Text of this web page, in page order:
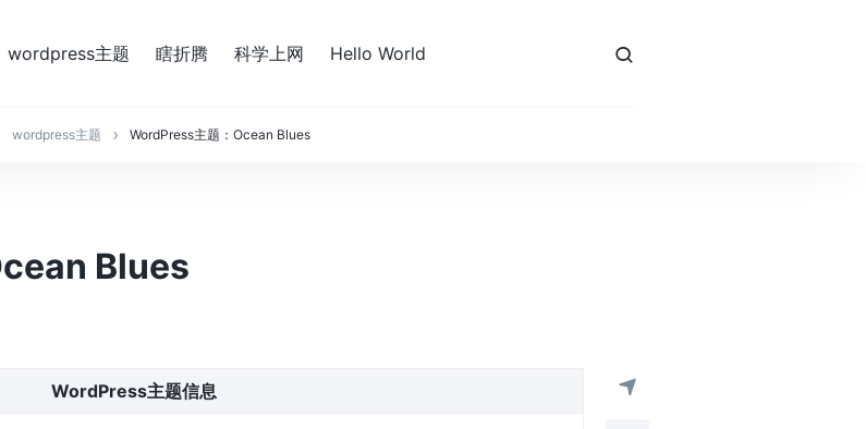
wordpress主题 瞎折腾 科学上网 Hello World
wordpress主题 WordPress主题：Ocean Blues
Blues
WordPress主题信息